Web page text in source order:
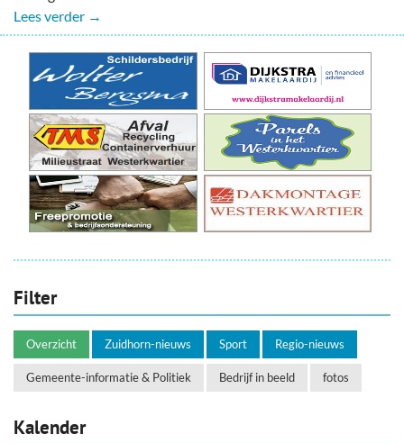
Lees verder →
Filter
Overzicht Zuidhorn-nieuws Sport Regio-nieuws
Gemeente-informatie & Politiek Bedrijf in beeld fotos
Kalender